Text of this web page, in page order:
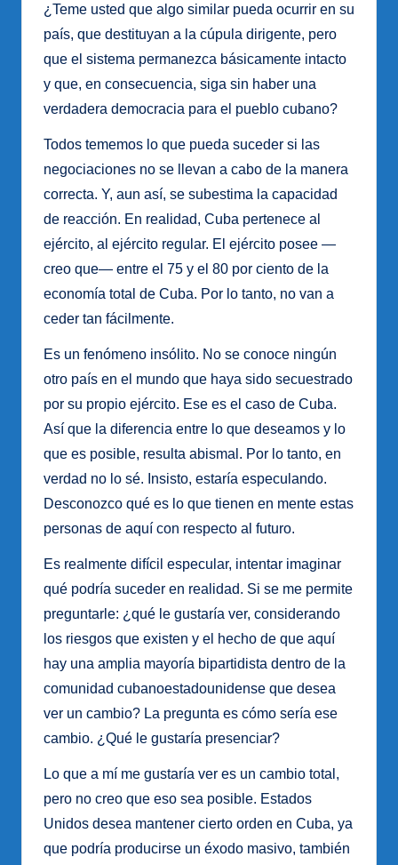
¿Teme usted que algo similar pueda ocurrir en su
país, que destituyan a la cúpula dirigente, pero
que el sistema permanezca básicamente intacto
y que, en consecuencia, siga sin haber una
verdadera democracia para el pueblo cubano?
Todos tememos lo que pueda suceder si las
negociaciones no se llevan a cabo de la manera
correcta. Y, aun así, se subestima la capacidad
de reacción. En realidad, Cuba pertenece al
ejército, al ejército regular. El ejército posee —
creo que— entre el 75 y el 80 por ciento de la
economía total de Cuba. Por lo tanto, no van a
ceder tan fácilmente.
Es un fenómeno insólito. No se conoce ningún
otro país en el mundo que haya sido secuestrado
por su propio ejército. Ese es el caso de Cuba.
Así que la diferencia entre lo que deseamos y lo
que es posible, resulta abismal. Por lo tanto, en
verdad no lo sé. Insisto, estaría especulando.
Desconozco qué es lo que tienen en mente estas
personas de aquí con respecto al futuro.
Es realmente difícil especular, intentar imaginar
qué podría suceder en realidad. Si se me permite
preguntarle: ¿qué le gustaría ver, considerando
los riesgos que existen y el hecho de que aquí
hay una amplia mayoría bipartidista dentro de la
comunidad cubanoestadounidense que desea
ver un cambio? La pregunta es cómo sería ese
cambio. ¿Qué le gustaría presenciar?
Lo que a mí me gustaría ver es un cambio total,
pero no creo que eso sea posible. Estados
Unidos desea mantener cierto orden en Cuba, ya
que podría producirse un éxodo masivo, también